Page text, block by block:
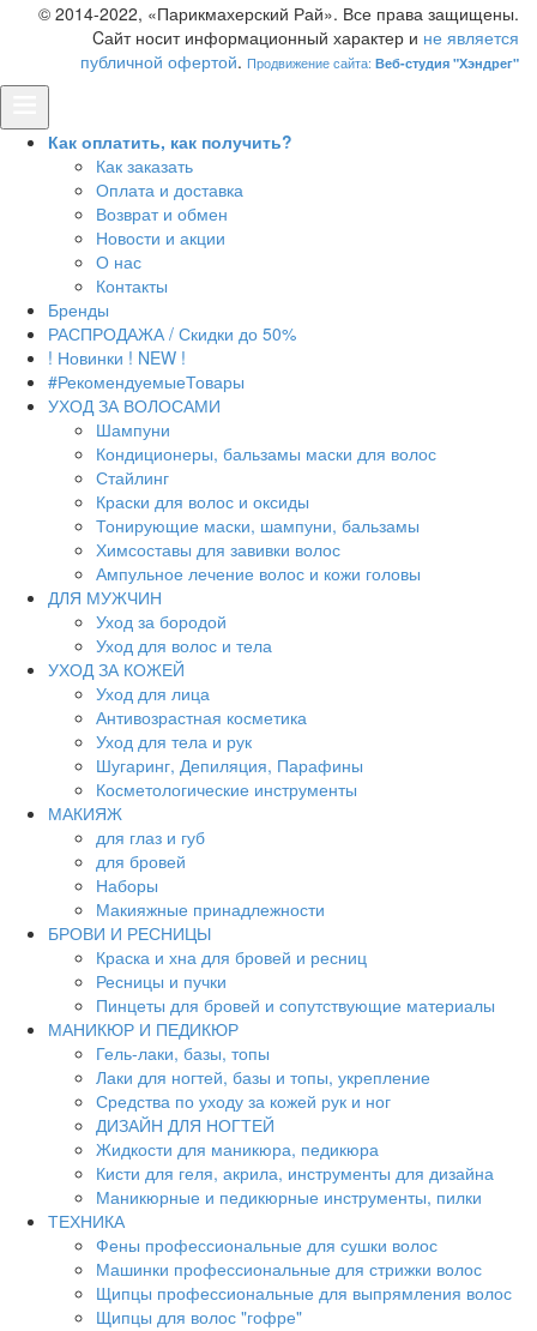
© 2014-2022, «Парикмахерский Рай». Все права защищены.
Cайт носит информационный характер и не является
публичной офертой. Продвижение сайта: Веб-студия "Хэндрег"
Как оплатить, как получить?
Как заказать
Оплата и доставка
Возврат и обмен
Новости и акции
О нас
Контакты
Бренды
РАСПРОДАЖА / Скидки до 50%
! Новинки ! NEW !
#РекомендуемыеТовары
УХОД ЗА ВОЛОСАМИ
Шампуни
Кондиционеры, бальзамы маски для волос
Стайлинг
Краски для волос и оксиды
Тонирующие маски, шампуни, бальзамы
Химсоставы для завивки волос
Ампульное лечение волос и кожи головы
ДЛЯ МУЖЧИН
Уход за бородой
Уход для волос и тела
УХОД ЗА КОЖЕЙ
Уход для лица
Антивозрастная косметика
Уход для тела и рук
Шугаринг, Депиляция, Парафины
Косметологические инструменты
МАКИЯЖ
для глаз и губ
для бровей
Наборы
Макияжные принадлежности
БРОВИ И РЕСНИЦЫ
Краска и хна для бровей и ресниц
Ресницы и пучки
Пинцеты для бровей и сопутствующие материалы
МАНИКЮР И ПЕДИКЮР
Гель-лаки, базы, топы
Лаки для ногтей, базы и топы, укрепление
Средства по уходу за кожей рук и ног
ДИЗАЙН ДЛЯ НОГТЕЙ
Жидкости для маникюра, педикюра
Кисти для геля, акрила, инструменты для дизайна
Маникюрные и педикюрные инструменты, пилки
ТЕХНИКА
Фены профессиональные для сушки волос
Машинки профессиональные для стрижки волос
Щипцы профессиональные для выпрямления волос
Щипцы для волос "гофре"